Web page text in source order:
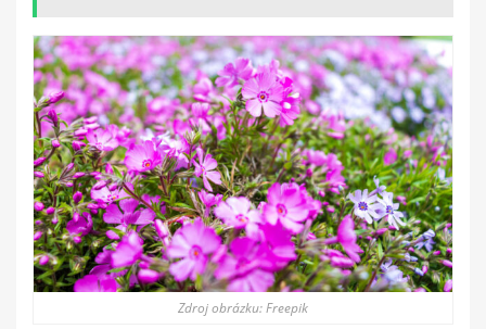
Zdroj obrázku: Freepik